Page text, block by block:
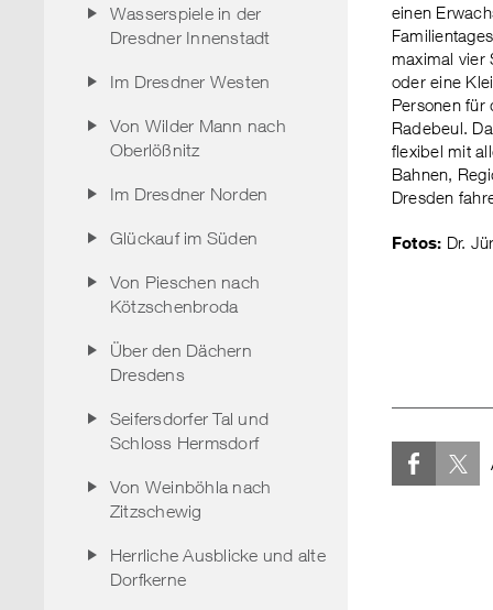
Wasserspiele in der
Dresdner Innenstadt
Im Dresdner Westen
Von Wilder Mann nach
Oberlößnitz
Im Dresdner Norden
Glückauf im Süden
Von Pieschen nach
Kötzschenbroda
Über den Dächern
Dresdens
Seifersdorfer Tal und
Schloss Hermsdorf
Von Weinböhla nach
Zitzschewig
Herrliche Ausblicke und alte
Dorfkerne
einen
maximal vier
oder eine
Personen für
Radebeul.
flexibel mit
Bahnen,
Dresden
Fotos: Dr.